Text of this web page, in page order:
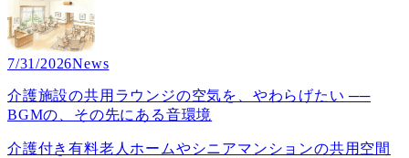
7/31/2026News
介護施設の共用ラウンジの空気を、やわらげたい ──
BGMの、その先にある音環境
介護付き有料老人ホームやシニアマンションの共用空間